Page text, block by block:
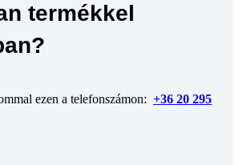
termékkel
ezen a telefonszámon: +36 20 295